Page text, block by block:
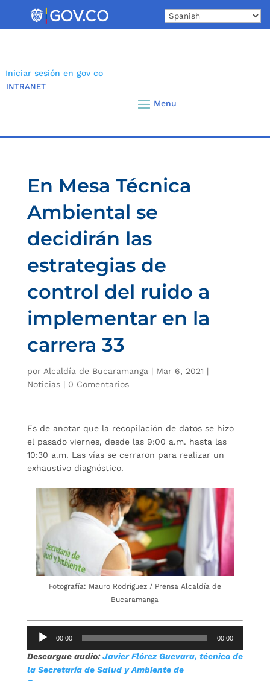
Iniciar sesión en gov co
INTRANET
En Mesa Técnica
Ambiental se
decidirán las
estrategias de
control del ruido a
implementar en la
carrera 33
por Alcaldía de Bucaramanga | Mar 6, 2021 |
Noticias| 0 Comentarios
Es de anotar que la recopilación de datos se hizo
el pasado viernes, desde las 9:00 a.m. hasta las
10:30 a.m. Las vías se cerraron para realizar un
exhaustivo diagnóstico.
Fotografía: Mauro Rodríguez / Prensa Alcaldía de
Bucaramanga
Reproductor
audio
00:00 00:00
Descargue audio:Javier Flórez Guevara, técnico de
la Secretaría de Salud y Ambiente de